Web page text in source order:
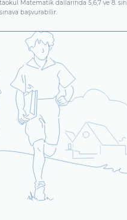
Matematik dallarında 5,6,7 ve 8.
başvurabilir.